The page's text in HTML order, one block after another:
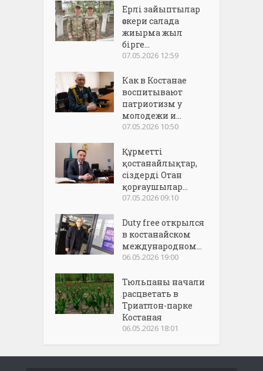
Ерлі зайыптылар
әскери салада
жиырма жыл
бірге...
07.05.2026 12:59
Как в Костанае
воспитывают
патриотизм у
молодежи и...
07.05.2026 10:50
Құрметті
қостанайлықтар,
сіздерді Отан
қорғаушылар...
07.05.2026 09:10
Duty free открылся
в костанайском
международном...
06.05.2026 19:00
Тюльпаны начали
расцветать в
Триатлон-парке
Костаная
06.05.2026 18:01